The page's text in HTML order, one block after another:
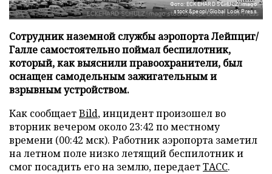
Фото: ECKEHARD SCHULZ/imago
stock&peopl/Global Look Press
Сотрудник наземной службы аэропорта Лейпциг/
Галле самостоятельно поймал беспилотник,
который, как выяснили правоохранители, был
оснащен самодельным зажигательным и
взрывным устройством.
Как сообщаетBild, инцидент произошел во
вторник вечером около 23:42 по местному
времени (00:42 мск). Работник аэропорта заметил
на летном поле низко летящий беспилотник и
смог посадить его на землю, передаетТАСС.